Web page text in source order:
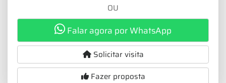
OU
Falar agora por WhatsApp
Solicitar visita
Fazer proposta